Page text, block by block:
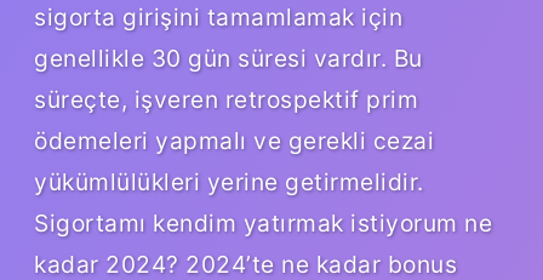
sigorta girişini tamamlamak için
genellikle 30 gün süresi vardır. Bu
süreçte, işveren retrospektif prim
ödemeleri yapmalı ve gerekli cezai
yükümlülükleri yerine getirmelidir.
Sigortamı kendim yatırmak istiyorum ne
kadar 2024? 2024’te ne kadar bonus